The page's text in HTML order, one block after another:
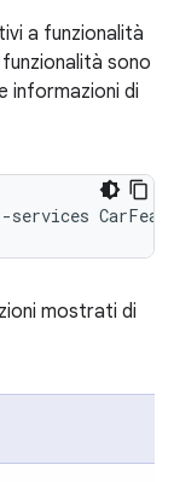
a funzionalità
sono
informazioni di
mostrati di